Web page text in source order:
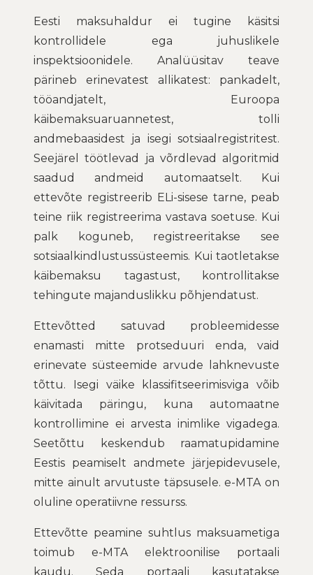
Eesti maksuhaldur ei tugine käsitsi
kontrollidele ega juhuslikele
inspektsioonidele. Analüüsitav teave
pärineb erinevatest allikatest: pankadelt,
tööandjatelt, Euroopa
käibemaksuaruannetest, tolli
andmebaasidest ja isegi sotsiaalregistritest.
Seejärel töötlevad ja võrdlevad algoritmid
saadud andmeid automaatselt. Kui
ettevõte registreerib ELi-sisese tarne, peab
teine riik registreerima vastava soetuse. Kui
palk koguneb, registreeritakse see
sotsiaalkindlustussüsteemis. Kui taotletakse
käibemaksu tagastust, kontrollitakse
tehingute majanduslikku põhjendatust.
Ettevõtted satuvad probleemidesse
enamasti mitte protseduuri enda, vaid
erinevate süsteemide arvude lahknevuste
tõttu. Isegi väike klassifitseerimisviga võib
käivitada päringu, kuna automaatne
kontrollimine ei arvesta inimlike vigadega.
Seetõttu keskendub raamatupidamine
Eestis peamiselt andmete järjepidevusele,
mitte ainult arvutuste täpsusele. e-MTA on
oluline operatiivne ressurss.
Ettevõtte peamine suhtlus maksuametiga
toimub e-MTA elektroonilise portaali
kaudu. Seda portaali kasutatakse